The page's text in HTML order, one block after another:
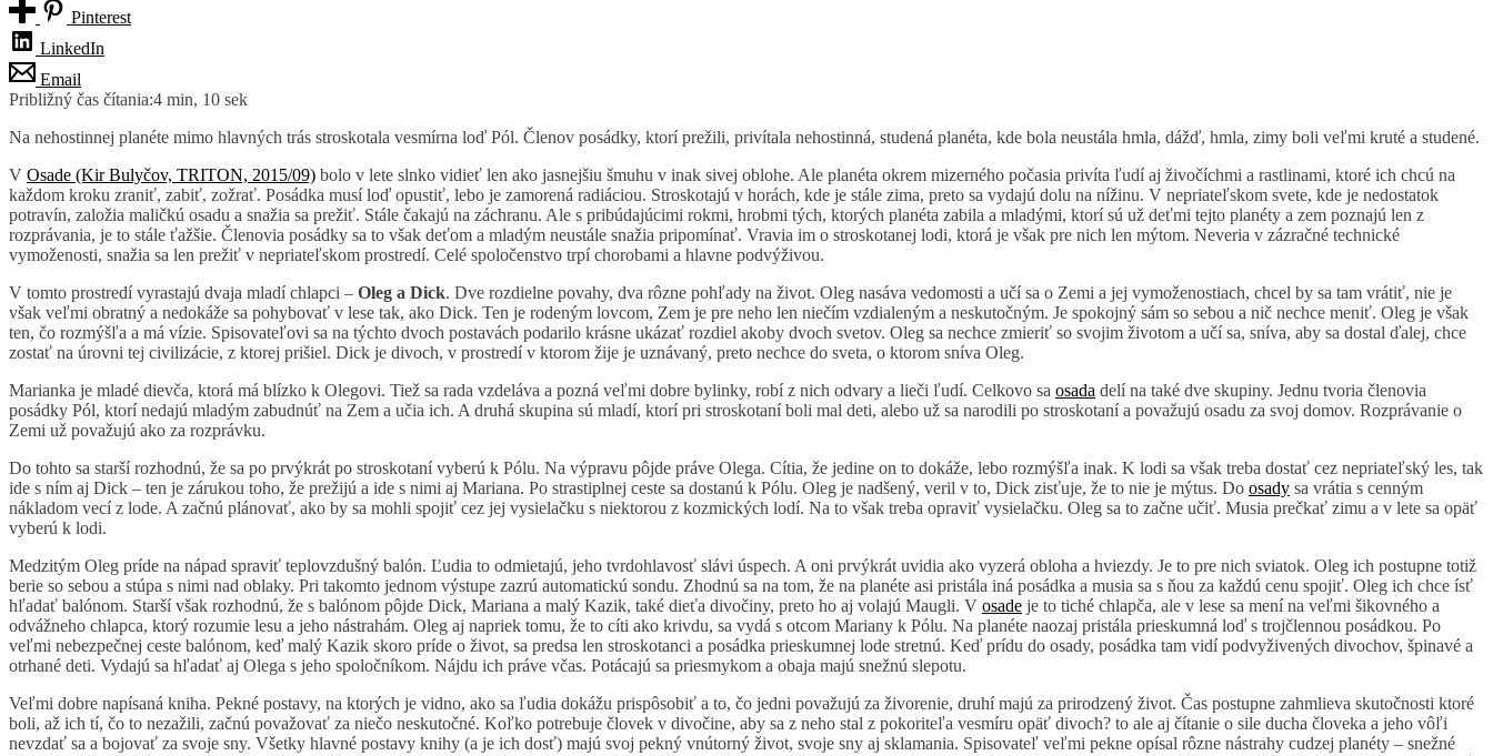
Pinterest
LinkedIn
Email
Približný čas čítania:4 min, 10 sek
Na nehostinnej planéte mimo hlavných trás stroskotala vesmírna loď Pól. Členov posádky, ktorí prežili, privítala nehostinná, studená planéta, kde bola neustála hmla, dážď, hmla, zimy boli veľmi kruté a studené.
V Osade (Kir Bulyčov, TRITON, 2015/09) bolo v lete slnko vidieť len ako jasnejšiu šmuhu v inak sivej oblohe. Ale planéta okrem mizerného počasia privíta ľudí aj živočíchmi a rastlinami, ktoré ich chcú na
každom kroku zraniť, zabiť, zožrať. Posádka musí loď opustiť, lebo je zamorená radiáciou. Stroskotajú v horách, kde je stále zima, preto sa vydajú dolu na nížinu. V nepriateľskom svete, kde je nedostatok
potravín, založia maličkú osadu a snažia sa prežiť. Stále čakajú na záchranu. Ale s pribúdajúcimi rokmi, hrobmi tých, ktorých planéta zabila a mladými, ktorí sú už deťmi tejto planéty a zem poznajú len z
rozprávania, je to stále ťažšie. Členovia posádky sa to však deťom a mladým neustále snažia pripomínať. Vravia im o stroskotanej lodi, ktorá je však pre nich len mýtom. Neveria v zázračné technické
vymoženosti, snažia sa len prežiť v nepriateľskom prostredí. Celé spoločenstvo trpí chorobami a hlavne podvýživou.
V tomto prostredí vyrastajú dvaja mladí chlapci – Oleg a Dick. Dve rozdielne povahy, dva rôzne pohľady na život. Oleg nasáva vedomosti a učí sa o Zemi a jej vymoženostiach, chcel by sa tam vrátiť, nie je
však veľmi obratný a nedokáže sa pohybovať v lese tak, ako Dick. Ten je rodeným lovcom, Zem je pre neho len niečím vzdialeným a neskutočným. Je spokojný sám so sebou a nič nechce meniť. Oleg je však
ten, čo rozmýšľa a má vízie. Spisovateľovi sa na týchto dvoch postavách podarilo krásne ukázať rozdiel akoby dvoch svetov. Oleg sa nechce zmieriť so svojim životom a učí sa, sníva, aby sa dostal ďalej, chce
zostať na úrovni tej civilizácie, z ktorej prišiel. Dick je divoch, v prostredí v ktorom žije je uznávaný, preto nechce do sveta, o ktorom sníva Oleg.
Marianka je mladé dievča, ktorá má blízko k Olegovi. Tiež sa rada vzdeláva a pozná veľmi dobre bylinky, robí z nich odvary a lieči ľudí. Celkovo sa osada delí na také dve skupiny. Jednu tvoria členovia
posádky Pól, ktorí nedajú mladým zabudnúť na Zem a učia ich. A druhá skupina sú mladí, ktorí pri stroskotaní boli mal deti, alebo už sa narodili po stroskotaní a považujú osadu za svoj domov. Rozprávanie o
Zemi už považujú ako za rozprávku.
Do tohto sa starší rozhodnú, že sa po prvýkrát po stroskotaní vyberú k Pólu. Na výpravu pôjde práve Olega. Cítia, že jedine on to dokáže, lebo rozmýšľa inak. K lodi sa však treba dostať cez nepriateľský les, tak
ide s ním aj Dick – ten je zárukou toho, že prežijú a ide s nimi aj Mariana. Po strastiplnej ceste sa dostanú k Pólu. Oleg je nadšený, veril v to, Dick zisťuje, že to nie je mýtus. Do osady sa vrátia s cenným
nákladom vecí z lode. A začnú plánovať, ako by sa mohli spojiť cez jej vysielačku s niektorou z kozmických lodí. Na to však treba opraviť vysielačku. Oleg sa to začne učiť. Musia prečkať zimu a v lete sa opäť
vyberú k lodi.
Medzitým Oleg príde na nápad spraviť teplovzdušný balón. Ľudia to odmietajú, jeho tvrdohlavosť slávi úspech. A oni prvýkrát uvidia ako vyzerá obloha a hviezdy. Je to pre nich sviatok. Oleg ich postupne totiž
berie so sebou a stúpa s nimi nad oblaky. Pri takomto jednom výstupe zazrú automatickú sondu. Zhodnú sa na tom, že na planéte asi pristála iná posádka a musia sa s ňou za každú cenu spojiť. Oleg ich chce ísť
hľadať balónom. Starší však rozhodnú, že s balónom pôjde Dick, Mariana a malý Kazik, také dieťa divočiny, preto ho aj volajú Maugli. V osade je to tiché chlapča, ale v lese sa mení na veľmi šikovného a
odvážneho chlapca, ktorý rozumie lesu a jeho nástrahám. Oleg aj napriek tomu, že to cíti ako krivdu, sa vydá s otcom Mariany k Pólu. Na planéte naozaj pristála prieskumná loď s trojčlennou posádkou. Po
veľmi nebezpečnej ceste balónom, keď malý Kazik skoro príde o život, sa predsa len stroskotanci a posádka prieskumnej lode stretnú. Keď prídu do osady, posádka tam vidí podvyživených divochov, špinavé a
otrhané deti. Vydajú sa hľadať aj Olega s jeho spoločníkom. Nájdu ich práve včas. Potácajú sa priesmykom a obaja majú snežnú slepotu.
Veľmi dobre napísaná kniha. Pekné postavy, na ktorých je vidno, ako sa ľudia dokážu prispôsobiť a to, čo jedni považujú za živorenie, druhí majú za prirodzený život. Čas postupne zahmlieva skutočnosti ktoré
boli, až ich tí, čo to nezažili, začnú považovať za niečo neskutočné. Koľko potrebuje človek v divočine, aby sa z neho stal z pokoriteľa vesmíru opäť divoch? to ale aj čítanie o sile ducha človeka a jeho vôľi
nevzdať sa a bojovať za svoje sny. Všetky hlavné postavy knihy (a je ich dosť) majú svoj pekný vnútorný život, svoje sny aj sklamania. Spisovateľ veľmi pekne opísal rôzne nástrahy cudzej planéty – snežné